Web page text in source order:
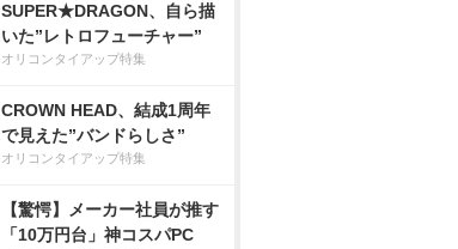
SUPER★DRAGON、自ら描
いた”レトロフューチャー”
オリコンタイアップ特集
CROWN HEAD、結成1周年
で見えた”バンドらしさ”
オリコンタイアップ特集
【驚愕】メーカー社員が推す
「10万円台」神コスパPC